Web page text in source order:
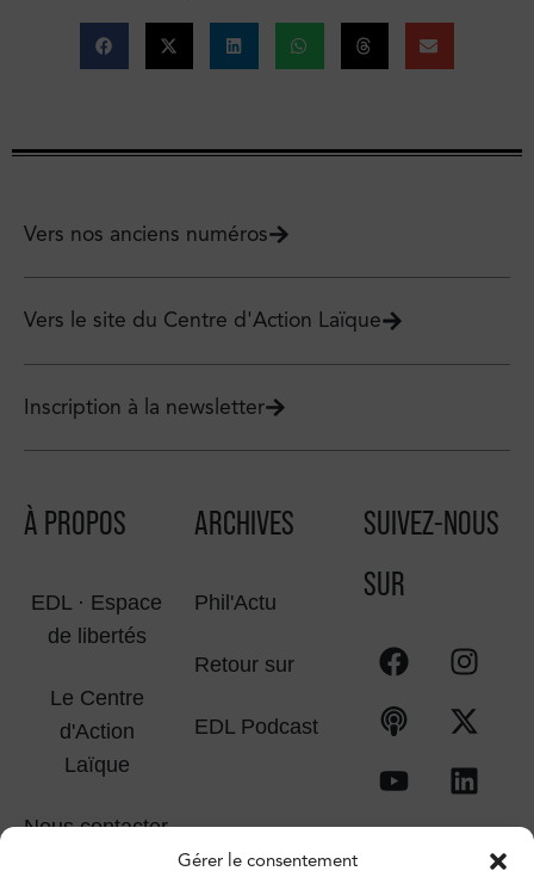
Gérer le consentement
Vers nos anciens numéros
Vers le site du Centre d'Action Laïque
Inscription à la newsletter
À PROPOS
EDL · Espace
de libertés
Le Centre
d'Action
Laïque
Nous contacter
ARCHIVES
Phil'Actu
Retour sur
EDL Podcast
SUIVEZ-NOUS
SUR